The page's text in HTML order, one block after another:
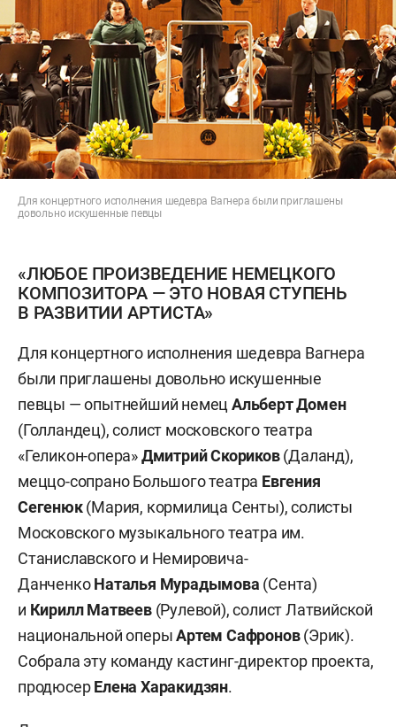
Для концертного исполнения шедевра Вагнера были приглашены
довольно искушенные певцы
«ЛЮБОЕ ПРОИЗВЕДЕНИЕ НЕМЕЦКОГО
КОМПОЗИТОРА — ЭТО НОВАЯ СТУПЕНЬ
В РАЗВИТИИ АРТИСТА»
Для концертного исполнения шедевра Вагнера
были приглашены довольно искушенные
певцы — опытнейший немецАльберт Домен
(Голландец), солист московского театра
«Геликон-опера»Дмитрий Скориков(Даланд),
меццо-сопрано Большого театра Евгения
Сегенюк(Мария, кормилица Сенты), солисты
Московского музыкального театра им.
Станиславского и Немировича-
ДанченкоНаталья Мурадымова (Сента)
и КириллМатвеев(Рулевой), солист Латвийской
национальной оперыАртем Сафронов(Эрик).
Собрала эту команду кастинг-директор проекта,
продюсерЕлена Харакидзян.